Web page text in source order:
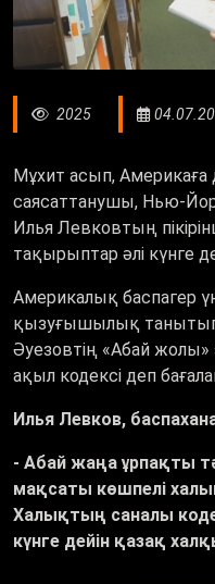
2025
Мұхит асып, Америкаға
саясаттанушы, Нью-
Илья Левковтың
тақырыптар әлі күнге
Америкалық баспагер
қызуғышылық танытып
Әуезовтің «Абай
ақыл кодексі деп
Илья Левков,
- Абай жаңа ұрпақты
мақсаты көшпелі
Халықтың саналы
күнге дейін қазақ